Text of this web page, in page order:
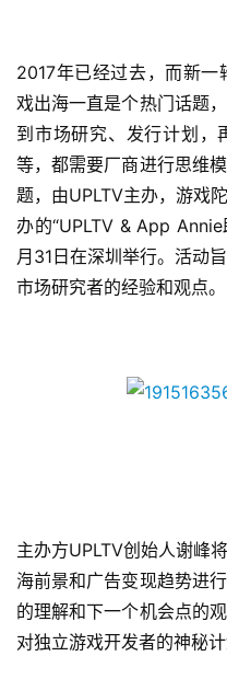
2017年已经过去，而新
戏出海一直是个热门话题
到市场研究、发行计划，
等，都需要厂商进行思维
题， 由UPLTV主办，游戏
办的“UPLTV & App
月 31 日在深圳举行。活动
市场研究者的经验和观点。
主办方UPLTV创始人谢峰
海前景和广告变现趋势进
的理解和下一个机会点的
对独立游戏开发者的神秘计